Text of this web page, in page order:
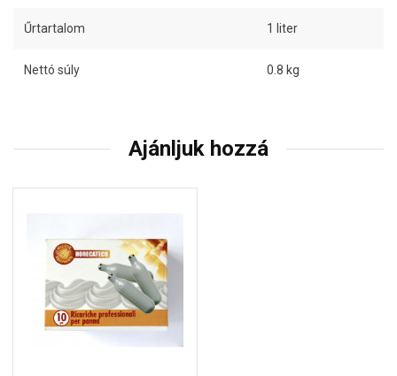
Űrtartalom 1 liter
Nettó súly 0.8 kg
Ajánljuk hozzá